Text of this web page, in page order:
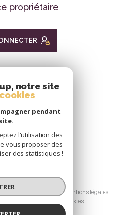
propriétaire
adhérons
droits réservés
Nos partenaires
Mentions légales
Cookies
notre site
pendant
l'utilisation des
vous proposer des
des statistiques !